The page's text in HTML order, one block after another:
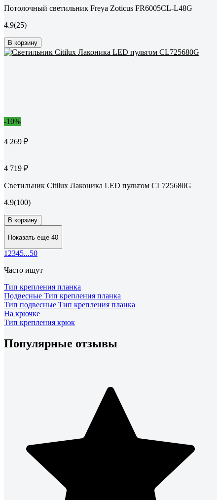
Потолочный светильник Freya Zoticus FR6005CL-L48G
4.9(25)
В корзину
-10%
4 269 ₽
4 719 ₽
Светильник Citilux Лаконика LED пультом CL725680G
4.9(100)
В корзину
Показать еще 40
1 2345...50
Часто ищут
Тип крепления планка
Подвесные Тип крепления планка
Тип подвесные Тип крепления планка
На крючке
Тип крепления крюк
Популярные отзывы